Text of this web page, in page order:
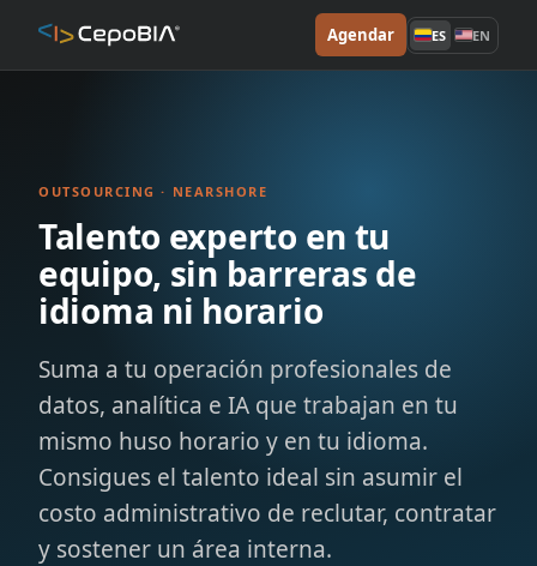
Agendar ES EN
OUTSOURCING · NEARSHORE
Talento experto en tu
equipo, sin barreras de
idioma ni horario
Suma a tu operación profesionales de
datos, analítica e IA que trabajan en tu
mismo huso horario y en tu idioma.
Consigues el talento ideal sin asumir el
costo administrativo de reclutar, contratar
y sostener un área interna.